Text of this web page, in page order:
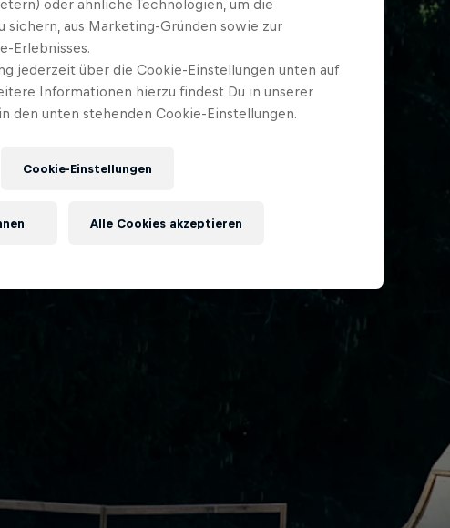
oder ähnliche Technologien, um die
sichern, aus Marketing-Gründen sowie zur
Erlebnisses.
jederzeit über die Cookie-Einstellungen unten auf
Informationen hierzu findest Du in unserer
den unten stehenden Cookie-Einstellungen.
Cookie-Einstellungen
Alle Cookies akzeptieren